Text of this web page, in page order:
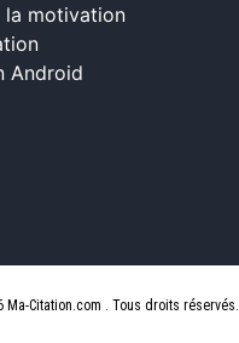
la motivation
Android
Ma-Citation.com . Tous droits réservés.